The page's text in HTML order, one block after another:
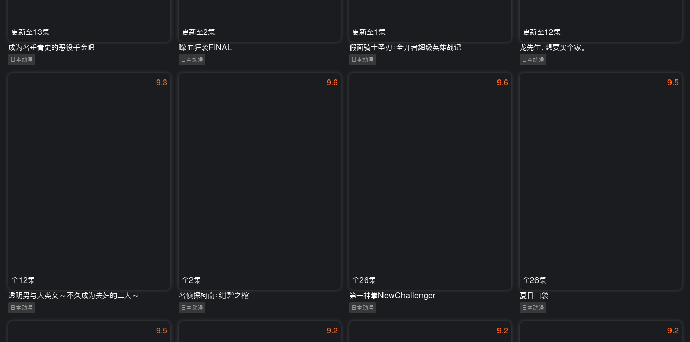
更新至13集
成为名垂青史的恶役千金吧
日本动漫
更新至2集
噬血狂袭FINAL
日本动漫
更新至1集
假面骑士圣刃：全开者超级英雄战记
日本动漫
更新至12集
龙先生，想要买个家。
日本动漫
9.3
全12集
透明男与人类女～不久成为夫妇的二人～
日本动漫
9.6
全2集
名侦探柯南：绀碧之棺
日本动漫
9.6
全26集
第一神拳NewChallenger
日本动漫
9.5
全26集
夏日口袋
日本动漫
9.5 9.2 9.2 9.2